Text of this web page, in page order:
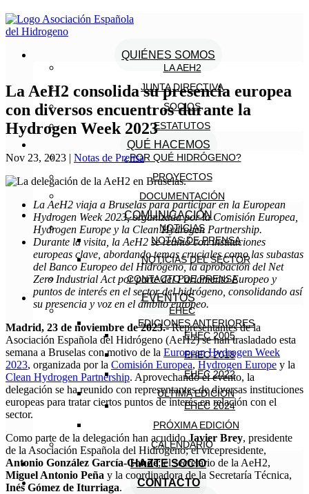
QUIÉNES SOMOS
LA AEH2
JUNTA DIRECTIVA
SOCIOS
ESTATUTOS
QUÉ HACEMOS
¿POR QUÉ HIDRÓGENO?
PROYECTOS
DOCUMENTACIÓN
COMUNICACIÓN
NOTICIAS
NOTAS DE PRENSA
NOTICIAS DEL SECTOR
CONTACTO DE PRENSA
EVENTOS
EHEC
EDICIONES ANTERIORES
EHEC 2005
EHEC 2018
EHEC 2022
ÚLTIMA EDICIÓN
EHEC 2024
PRÓXIMA EDICIÓN
CALENDARIO
HAZTE SOCIO
CONTACTO
La AeH2 consolida su presencia europea
con diversos encuentros durante la
Hydrogen Week 2023
Nov 23, 2023 | Notas de Prensa
La AeH2 viaja a Bruselas para participar en la European
Hydrogen Week 2023, organizada por la Comisión Europea,
Hydrogen Europe y la Clean Hydrogen Partnership.
Durante la visita, la AeH2 se reunió con instituciones
europeas clave, abordando temas cruciales como las subastas
del Banco Europeo del Hidrógeno, la aprobación del Net
Zero Industrial Act por parte del Parlamento Europeo y
puntos de interés en el sector del hidrógeno, consolidando así
su presencia y voz en el ámbito europeo.
Madrid, 23 de noviembre de 2023.-Representantes de la
Asociación Española del Hidrógeno (AeH2) se han trasladado esta
semana a Bruselas con motivo de la European Hydrogen Week
2023, organizada por la Comisión Europea, Hydrogen Europe y la
Clean Hydrogen Partnership. Aprovechando el evento, la
delegación se ha reunido con representantes de diversas instituciones
europeas para tratar ciertos puntos de interés en relación con el
sector.
Como parte de la delegación han acudido Javier Brey, presidente
de la Asociación Española del Hidrógeno; el vicepresidente,
Antonio González García-Conde; el secretario de la AeH2,
Miguel Antonio Peña y la coordinadora de la Secretaría Técnica,
Inés Gómez de Iturriaga.